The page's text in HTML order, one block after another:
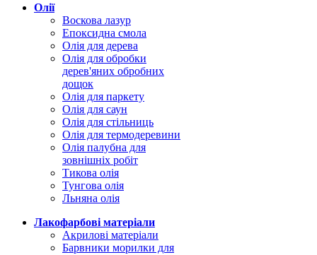
Олії
Воскова лазур
Епоксидна смола
Олія для дерева
Олія для обробки
дерев'яних обробних
дощок
Олія для паркету
Олія для саун
Олія для стільниць
Олія для термодеревини
Олія палубна для
зовнішніх робіт
Тикова олія
Тунгова олія
Льняна олія
Лакофарбові матеріали
Акрилові матеріали
Барвники морилки для